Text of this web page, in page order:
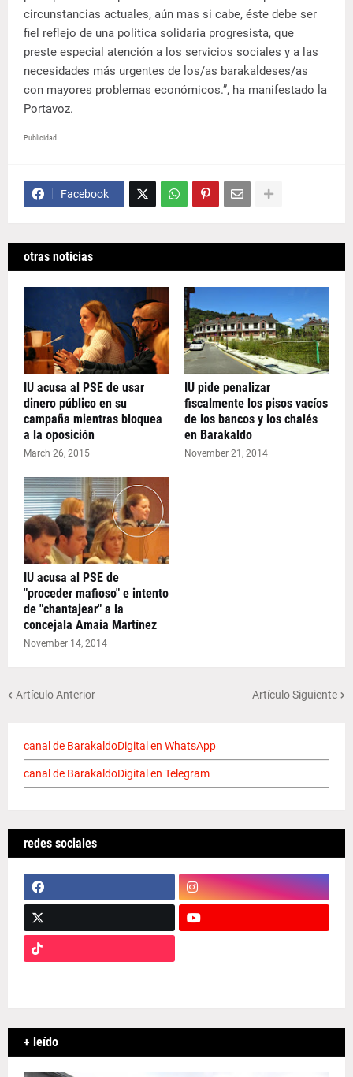
circunstancias actuales, aún mas si cabe, éste debe ser
fiel reflejo de una politica solidaria progresista, que
preste especial atención a los servicios sociales y a las
necesidades más urgentes de los/as barakaldeses/as
con mayores problemas económicos.”, ha manifestado la
Portavoz.
Publicidad
Facebook
otras noticias
IU acusa al PSE de usar
dinero público en su
campaña mientras bloquea
a la oposición
March 26, 2015
IU pide penalizar
fiscalmente los pisos vacíos
de los bancos y los chalés
en Barakaldo
November 21, 2014
IU acusa al PSE de
"proceder mafioso" e intento
de "chantajear" a la
concejala Amaia Martínez
November 14, 2014
Artículo Anterior Artículo Siguiente
canal de BarakaldoDigital en WhatsApp
canal de BarakaldoDigital en Telegram
redes sociales
+ leído